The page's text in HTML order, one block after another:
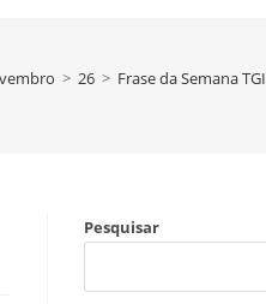
> 26 > Frase da Semana TGI
Pesquisar